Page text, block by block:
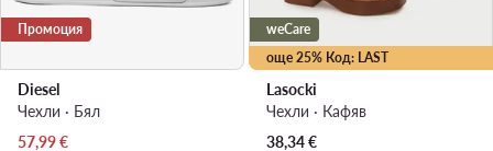
Промоция
Diesel
Чехли · Бял
Актуална цена
57,99€
още 25% Код: LAST
weCare
Lasocki
Чехли · Кафяв
38,34€